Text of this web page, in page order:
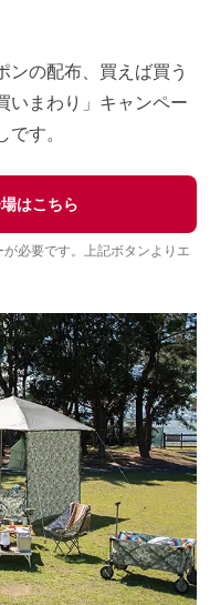
ンの配布、買えば買う
いまわり」キャンペー
す。
はこちら
必要です。上記ボタンよりエ